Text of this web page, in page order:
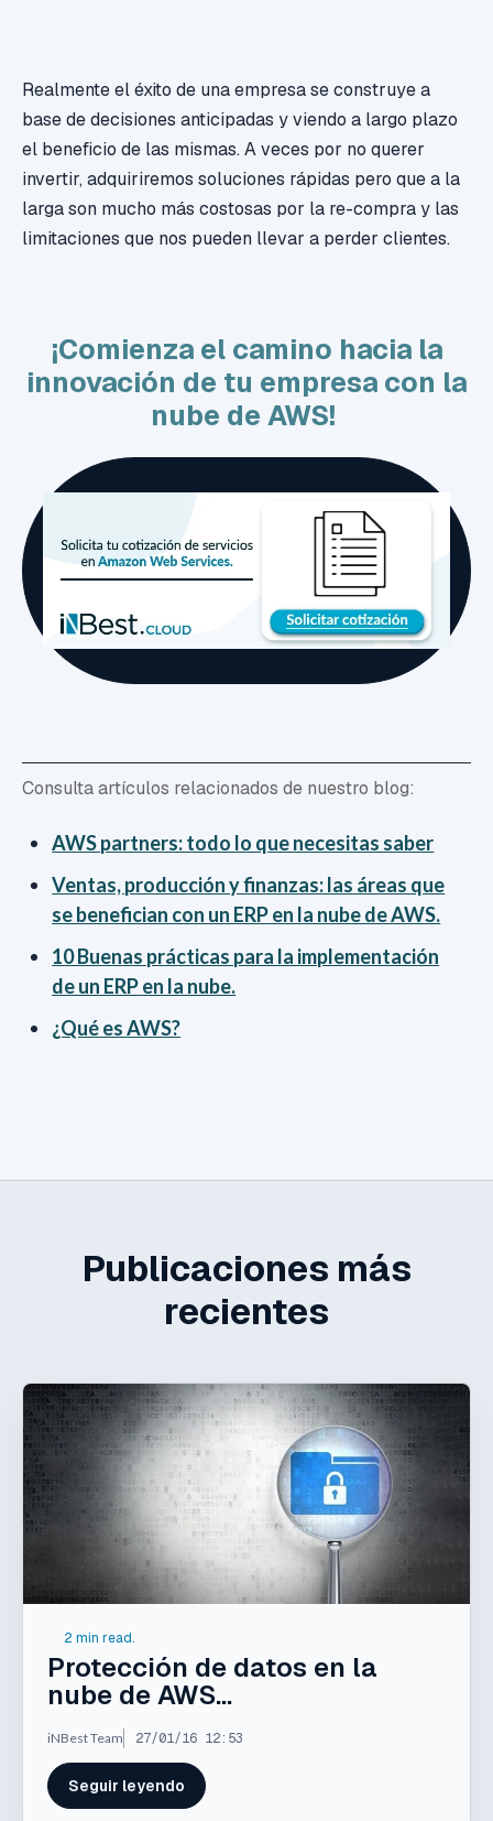
Realmente el éxito de una empresa se construye a
base de decisiones anticipadas y viendo a largo plazo
el beneficio de las mismas. A veces por no querer
invertir, adquiriremos soluciones rápidas pero que a la
larga son mucho más costosas por la re-compra y las
limitaciones que nos pueden llevar a perder clientes.
¡Comienza el camino hacia la
innovación de tu empresa con la
nube de AWS!
Consulta artículos relacionados de nuestro blog:
AWS partners: todo lo que necesitas saber
Ventas, producción y finanzas: las áreas que
se benefician con un ERP en la nube de AWS.
10 Buenas prácticas para la implementación
de un ERP en la nube.
¿Qué es AWS?
Publicaciones más
recientes
2 min read.
Protección de datos en la
nube de AWS...
iNBest Team 27/01/16 12:53
Seguir leyendo